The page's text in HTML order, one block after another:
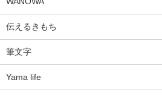
伝えるきもち
筆文字
Yama life